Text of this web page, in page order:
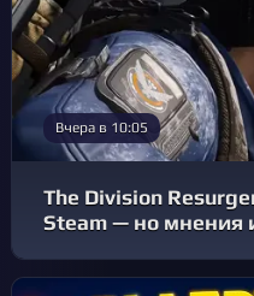
Вчера в 10:05
The Division
Steam — но мнения